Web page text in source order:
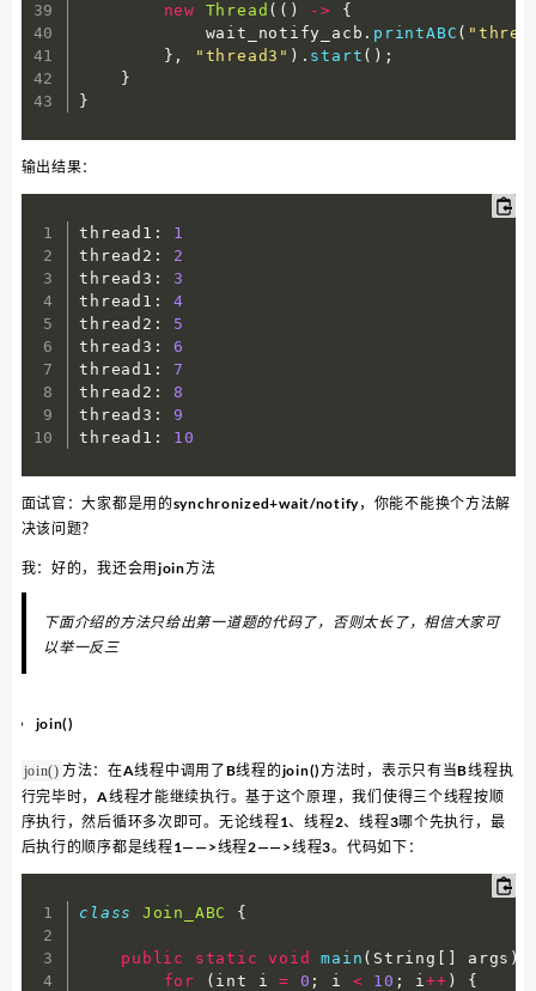
new
Thread ( ( ) ->
{
            wait_notify_acb
. printABC (
} , "thread3" ) . start ( ) ;
}
}
输出结果：
thread1 :
1
thread2 :
2
thread3 :
3
thread1 :
4
thread2 :
5
thread3 :
6
thread1 :
7
thread2 :
8
thread3 :
9
thread1 : 10
面试官：大家都是用的synchronized+wait/notify，你能不能换个方法解
决该问题？
我：好的，我还会用join方法
下面介绍的方法只给出第一道题的代码了，否则太长了，相信大家可
以举一反三
join()
join() 方法：在A线程中调用了B线程的join()方法时，表示只有当B线程执
行完毕时，A线程才能继续执行。基于这个原理，我们使得三个线程按顺
序执行，然后循环多次即可。无论线程1、线程2、线程3哪个先执行，最
后执行的顺序都是线程1——>线程2——>线程3。代码如下：
class Join_ABC {
public static void main ( String [ ] args )
for
( int i = 0 ; i < 10 ; i++ )
{